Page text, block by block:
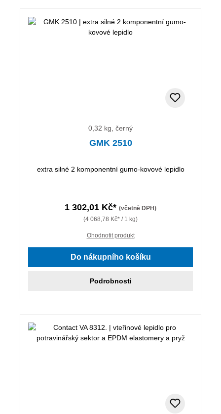
0,32 kg, černý
GMK 2510
extra silné 2 komponentní gumo-kovové lepidlo
1 302,01 Kč* (včetně DPH)
(4 068,78 Kč* / 1 kg)
Ohodnotit produkt
Do nákupního košíku
Podrobnosti